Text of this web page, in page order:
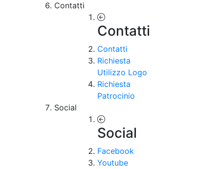
Contatti
Contatti
Contatti
Richiesta
Utilizzo Logo
Richiesta
Patrocinio
Social
Social
Facebook
Youtube